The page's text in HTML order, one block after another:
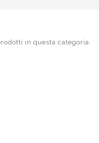
in questa categoria.